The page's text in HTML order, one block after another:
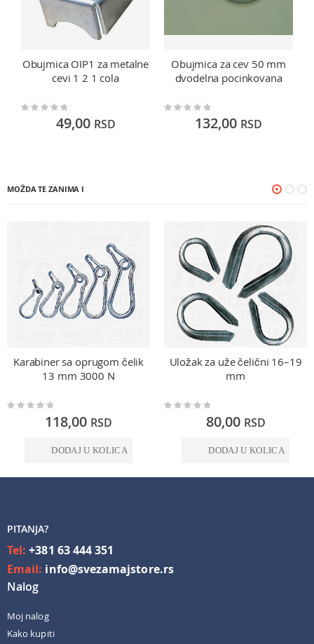
Obujmica OIP1 za metalne
cevi 1 2 1 cola
Rating:
49,00 RSD
Obujmica za cev 50 mm
dvodelna pocinkovana
Rating:
132,00 RSD
MOŽDA TE ZANIMA I
Karabiner sa oprugom čelik
13 mm 3000 N
Rating:
118,00 RSD
DODAJ U KOLICA
Uložak za uže čelični 16–19
mm
Rating:
80,00 RSD
DODAJ U KOLICA
PITANJA?
Tel:+381 63 444 351
Email: info@svezamajstore.rs
Nalog
Moj nalog
Kako kupiti